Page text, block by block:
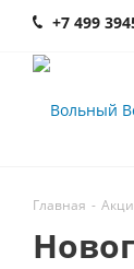
+7 499
Главная -